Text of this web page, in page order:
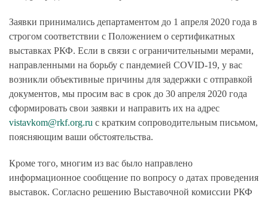
Заявки принимались департаментом до 1 апреля 2020 года в
строгом соответствии с Положением о сертификатных
выставках РКФ. Если в связи с ограничительными мерами,
направленными на борьбу с пандемией COVID-19, у вас
возникли объективные причины для задержки с отправкой
документов, мы просим вас в срок до 30 апреля 2020 года
сформировать свои заявки и направить их на адрес
vistavkom@rkf.org.ru с кратким сопроводительным письмом,
поясняющим ваши обстоятельства.
Кроме того, многим из вас было направлено
информационное сообщение по вопросу о датах проведения
выставок. Согласно решению Выставочной комиссии РКФ